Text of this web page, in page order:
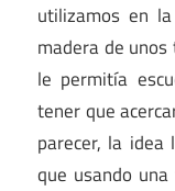
utilizamos en
madera de
le permitía
tener que
parecer, la
que usando